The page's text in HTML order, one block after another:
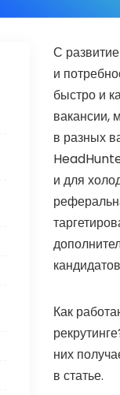
С
и
быстро и
вакансии,
в разных
и для
Как
них
в статье.